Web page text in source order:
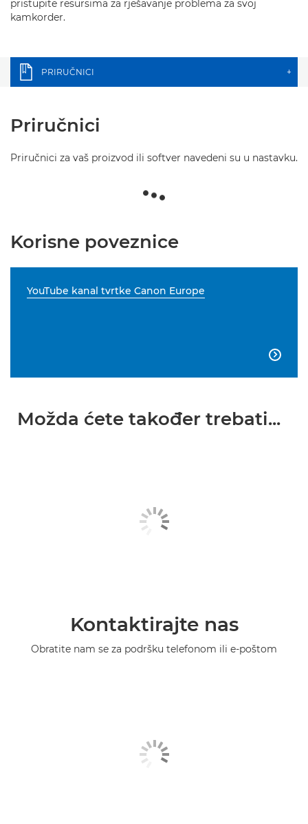
pristupite resursima za rješavanje problema za svoj
kamkorder.
PRIRUČNICI +
Priručnici
Priručnici za vaš proizvod ili softver navedeni su u nastavku.
Korisne poveznice
YouTube kanal tvrtke Canon Europe

Možda ćete također trebati...
Kontaktirajte nas
Obratite nam se za podršku telefonom ili e-poštom